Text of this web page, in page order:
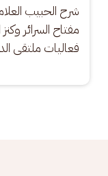
شرح الحبيب
مفتاح السرائر
فعاليات ملتقى الدار